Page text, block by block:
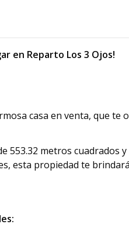
en Reparto Los 3 Ojos!
casa en venta, que te
553.32 metros cuadrados
esta propiedad te